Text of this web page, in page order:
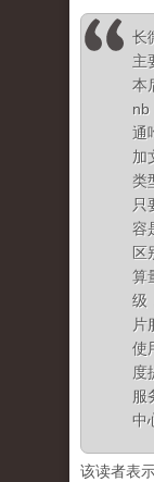
长
主
本
nb
通
加
类
只
容
区
算
级
片
使
度
服
中
该读者表